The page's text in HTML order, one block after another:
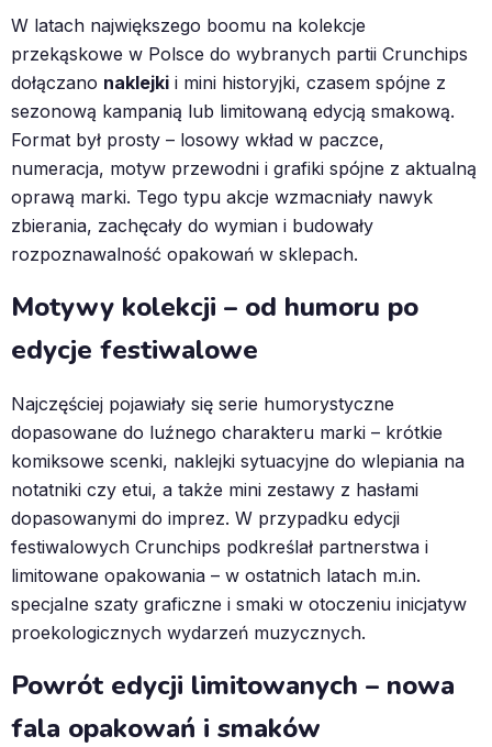
W latach największego boomu na kolekcje
przekąskowe w Polsce do wybranych partii Crunchips
dołączano naklejki i mini historyjki, czasem spójne z
sezonową kampanią lub limitowaną edycją smakową.
Format był prosty – losowy wkład w paczce,
numeracja, motyw przewodni i grafiki spójne z aktualną
oprawą marki. Tego typu akcje wzmacniały nawyk
zbierania, zachęcały do wymian i budowały
rozpoznawalność opakowań w sklepach.
Motywy kolekcji – od humoru po
edycje festiwalowe
Najczęściej pojawiały się serie humorystyczne
dopasowane do luźnego charakteru marki – krótkie
komiksowe scenki, naklejki sytuacyjne do wlepiania na
notatniki czy etui, a także mini zestawy z hasłami
dopasowanymi do imprez. W przypadku edycji
festiwalowych Crunchips podkreślał partnerstwa i
limitowane opakowania – w ostatnich latach m.in.
specjalne szaty graficzne i smaki w otoczeniu inicjatyw
proekologicznych wydarzeń muzycznych.
Powrót edycji limitowanych – nowa
fala opakowań i smaków